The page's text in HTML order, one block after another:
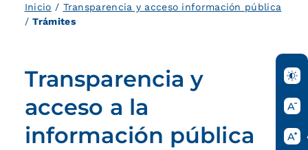
Inicio / Transparencia y acceso información pública
/Trámites
Transparencia y
acceso a la
información pública